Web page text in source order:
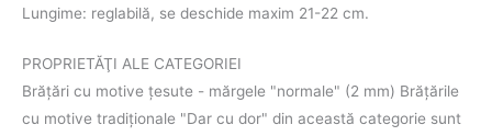
Lungime: reglabilă, se deschide maxim 21-22 cm.
PROPRIETĂŢI ALE CATEGORIEI
Brăţări cu motive țesute - mărgele "normale" (2 mm) Brăţările
cu motive tradiţionale "Dar cu dor" din această categorie sunt